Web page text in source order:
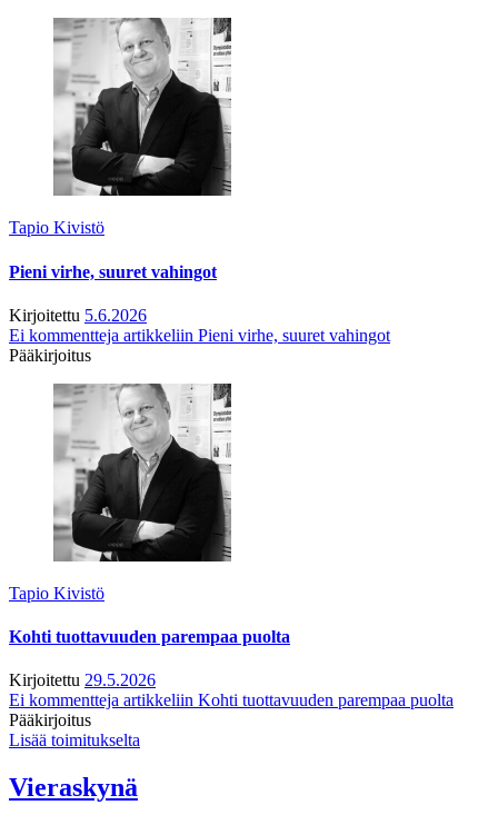
Tapio Kivistö
Pieni virhe, suuret vahingot
Kirjoitettu 5.6.2026
Ei kommentteja artikkeliin Pieni virhe, suuret vahingot
Pääkirjoitus
Tapio Kivistö
Kohti tuottavuuden parempaa puolta
Kirjoitettu 29.5.2026
Ei kommentteja artikkeliin Kohti tuottavuuden parempaa puolta
Pääkirjoitus
Lisää toimitukselta
Vieraskynä